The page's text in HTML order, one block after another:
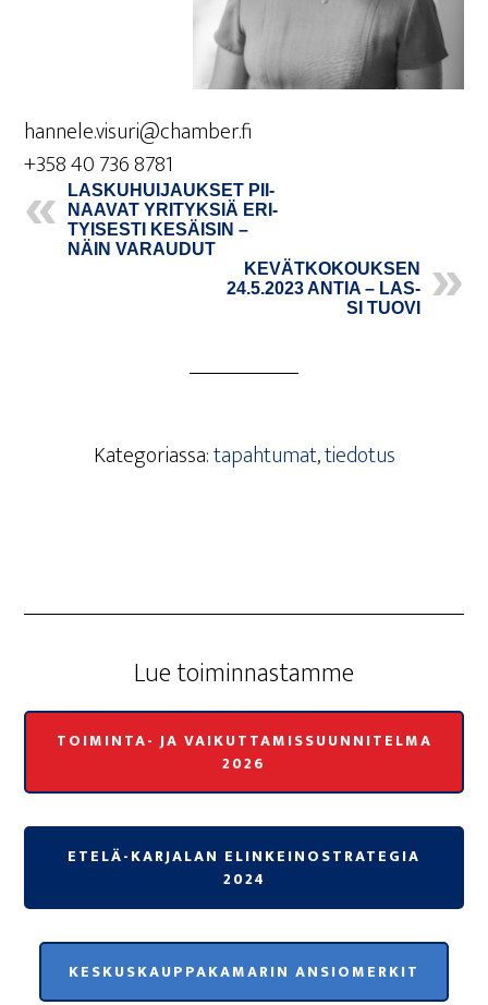
hannele.visuri@chamber.fi
+358 40 736 8781
LAS­KU­HUI­JAUK­SET PII­
NAA­VAT YRI­TYK­SIÄ ERI­
TYI­SES­TI KESÄI­SIN –
NÄIN VARAUDUT
KEVÄT­KO­KOUK­SEN
24.5.2023 ANTIA – LAS­
SI TUOVI
Kategoriassa:tapahtumat,tiedotus
Lue toi­min­nas­tam­me
TOIMINTA- JA VAIKUTTAMISSUUNNITELMA
2026
ETELÄ-KARJALAN ELINKEINOSTRATEGIA
2024
KESKUSKAUPPAKAMARIN ANSIOMERKIT